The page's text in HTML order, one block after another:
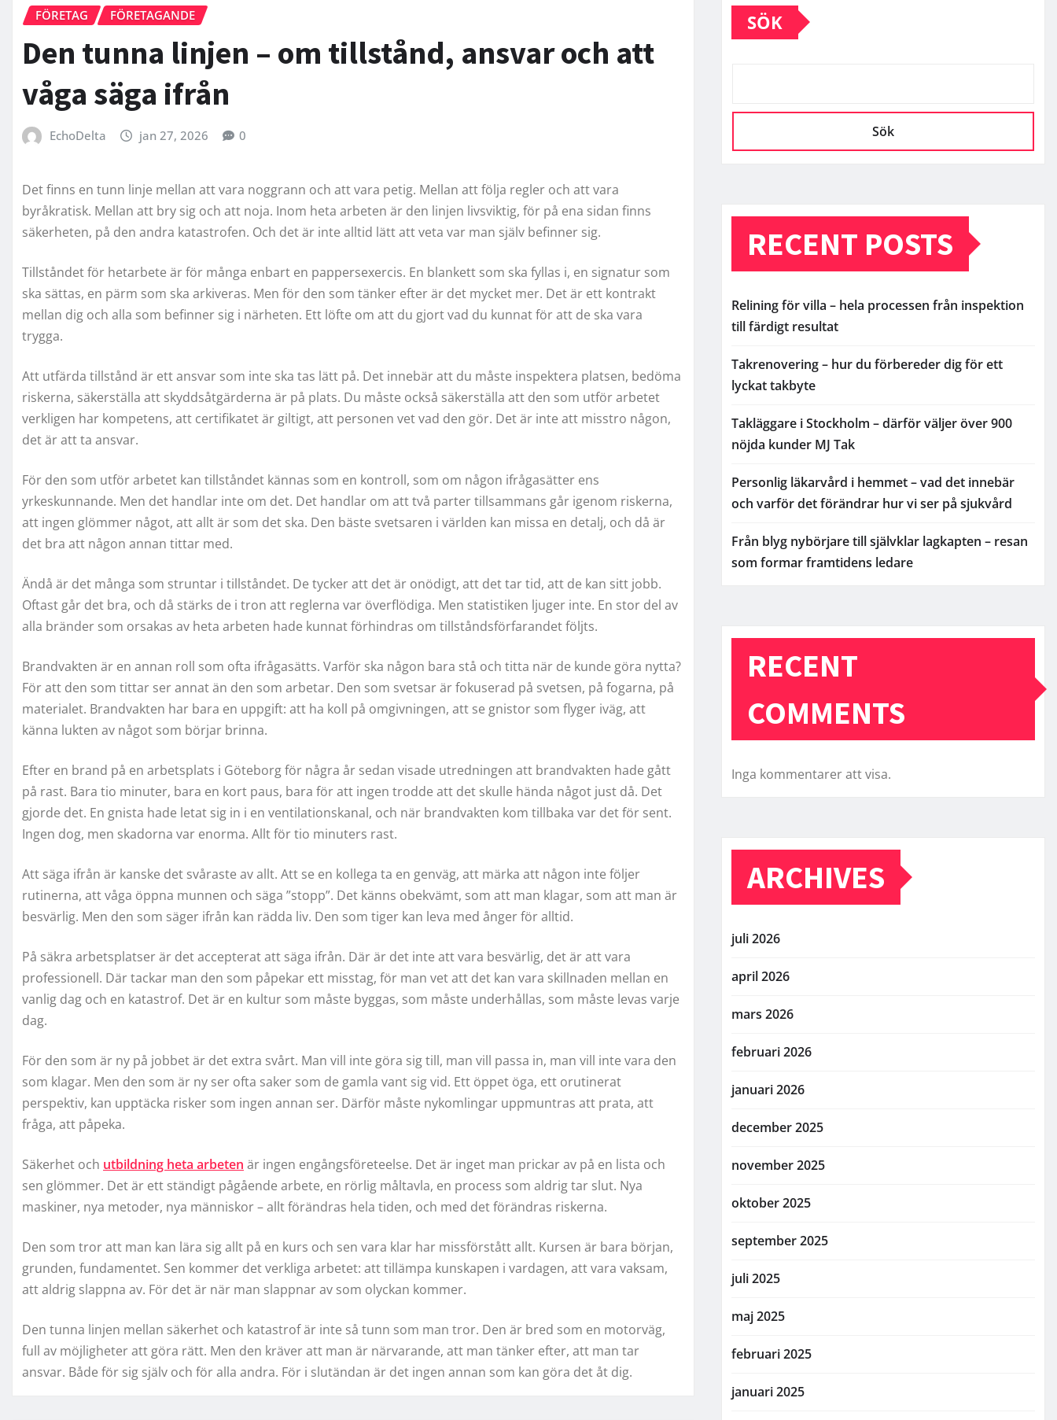
FÖRETAG FÖRETAGANDE
Den tunna linjen – om tillstånd, ansvar och att
våga säga ifrån
EchoDelta jan 27, 2026 0
Det finns en tunn linje mellan att vara noggrann och att vara petig. Mellan att följa regler och att vara
byråkratisk. Mellan att bry sig och att noja. Inom heta arbeten är den linjen livsviktig, för på ena sidan finns
säkerheten, på den andra katastrofen. Och det är inte alltid lätt att veta var man själv befinner sig.
Tillståndet för hetarbete är för många enbart en pappersexercis. En blankett som ska fyllas i, en signatur som
ska sättas, en pärm som ska arkiveras. Men för den som tänker efter är det mycket mer. Det är ett kontrakt
mellan dig och alla som befinner sig i närheten. Ett löfte om att du gjort vad du kunnat för att de ska vara
trygga.
Att utfärda tillstånd är ett ansvar som inte ska tas lätt på. Det innebär att du måste inspektera platsen, bedöma
riskerna, säkerställa att skyddsåtgärderna är på plats. Du måste också säkerställa att den som utför arbetet
verkligen har kompetens, att certifikatet är giltigt, att personen vet vad den gör. Det är inte att misstro någon,
det är att ta ansvar.
För den som utför arbetet kan tillståndet kännas som en kontroll, som om någon ifrågasätter ens
yrkeskunnande. Men det handlar inte om det. Det handlar om att två parter tillsammans går igenom riskerna,
att ingen glömmer något, att allt är som det ska. Den bäste svetsaren i världen kan missa en detalj, och då är
det bra att någon annan tittar med.
Ändå är det många som struntar i tillståndet. De tycker att det är onödigt, att det tar tid, att de kan sitt jobb.
Oftast går det bra, och då stärks de i tron att reglerna var överflödiga. Men statistiken ljuger inte. En stor del av
alla bränder som orsakas av heta arbeten hade kunnat förhindras om tillståndsförfarandet följts.
Brandvakten är en annan roll som ofta ifrågasätts. Varför ska någon bara stå och titta när de kunde göra nytta?
För att den som tittar ser annat än den som arbetar. Den som svetsar är fokuserad på svetsen, på fogarna, på
materialet. Brandvakten har bara en uppgift: att ha koll på omgivningen, att se gnistor som flyger iväg, att
känna lukten av något som börjar brinna.
Efter en brand på en arbetsplats i Göteborg för några år sedan visade utredningen att brandvakten hade gått
på rast. Bara tio minuter, bara en kort paus, bara för att ingen trodde att det skulle hända något just då. Det
gjorde det. En gnista hade letat sig in i en ventilationskanal, och när brandvakten kom tillbaka var det för sent.
Ingen dog, men skadorna var enorma. Allt för tio minuters rast.
Att säga ifrån är kanske det svåraste av allt. Att se en kollega ta en genväg, att märka att någon inte följer
rutinerna, att våga öppna munnen och säga ”stopp”. Det känns obekvämt, som att man klagar, som att man är
besvärlig. Men den som säger ifrån kan rädda liv. Den som tiger kan leva med ånger för alltid.
På säkra arbetsplatser är det accepterat att säga ifrån. Där är det inte att vara besvärlig, det är att vara
professionell. Där tackar man den som påpekar ett misstag, för man vet att det kan vara skillnaden mellan en
vanlig dag och en katastrof. Det är en kultur som måste byggas, som måste underhållas, som måste levas varje
dag.
För den som är ny på jobbet är det extra svårt. Man vill inte göra sig till, man vill passa in, man vill inte vara den
som klagar. Men den som är ny ser ofta saker som de gamla vant sig vid. Ett öppet öga, ett orutinerat
perspektiv, kan upptäcka risker som ingen annan ser. Därför måste nykomlingar uppmuntras att prata, att
fråga, att påpeka.
Säkerhet och utbildning heta arbeten är ingen engångsföreteelse. Det är inget man prickar av på en lista och
sen glömmer. Det är ett ständigt pågående arbete, en rörlig måltavla, en process som aldrig tar slut. Nya
maskiner, nya metoder, nya människor – allt förändras hela tiden, och med det förändras riskerna.
Den som tror att man kan lära sig allt på en kurs och sen vara klar har missförstått allt. Kursen är bara början,
grunden, fundamentet. Sen kommer det verkliga arbetet: att tillämpa kunskapen i vardagen, att vara vaksam,
att aldrig slappna av. För det är när man slappnar av som olyckan kommer.
Den tunna linjen mellan säkerhet och katastrof är inte så tunn som man tror. Den är bred som en motorväg,
full av möjligheter att göra rätt. Men den kräver att man är närvarande, att man tänker efter, att man tar
ansvar. Både för sig själv och för alla andra. För i slutändan är det ingen annan som kan göra det åt dig.
SÖK
Sök
RECENT POSTS
Relining för villa – hela processen från inspektion
till färdigt resultat
Takrenovering – hur du förbereder dig för ett
lyckat takbyte
Takläggare i Stockholm – därför väljer över 900
nöjda kunder MJ Tak
Personlig läkarvård i hemmet – vad det innebär
och varför det förändrar hur vi ser på sjukvård
Från blyg nybörjare till självklar lagkapten – resan
som formar framtidens ledare
RECENT
COMMENTS
Inga kommentarer att visa.
ARCHIVES
juli 2026
april 2026
mars 2026
februari 2026
januari 2026
december 2025
november 2025
oktober 2025
september 2025
juli 2025
maj 2025
februari 2025
januari 2025